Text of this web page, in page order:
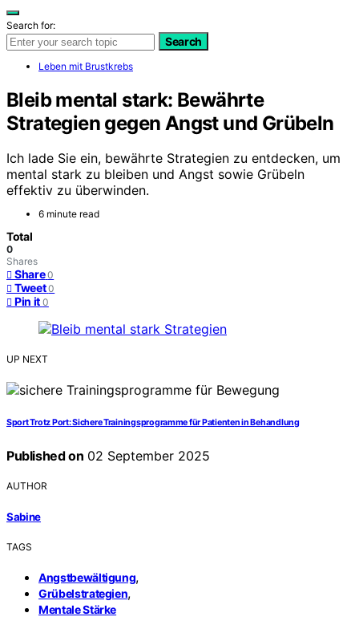
Search for:
Search
Leben mit Brustkrebs
Bleib mental stark: Bewährte
Strategien gegen Angst und Grübeln
Ich lade Sie ein, bewährte Strategien zu entdecken, um
mental stark zu bleiben und Angst sowie Grübeln
effektiv zu überwinden.
6 minute read
Total
0
Shares
Share 0
Tweet 0
Pin it 0
UP NEXT
Sport Trotz Port: Sichere Trainingsprogramme für Patienten in Behandlung
Published on 02 September 2025
AUTHOR
Sabine
TAGS
Angstbewältigung,
Grübelstrategien,
Mentale Stärke